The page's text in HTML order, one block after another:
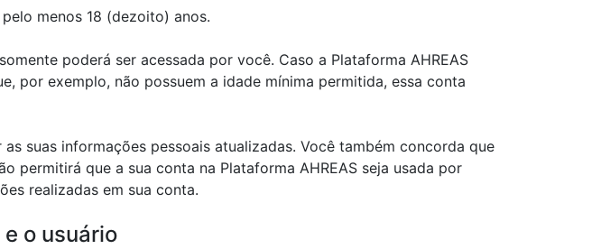
menos 18 (dezoito) anos.
poderá ser acessada por você. Caso a Plataforma AHREAS
por exemplo, não possuem a idade mínima permitida, essa conta
suas informações pessoais atualizadas. Você também concorda que
permitirá que a sua conta na Plataforma AHREAS seja usada por
realizadas em sua conta.
o usuário